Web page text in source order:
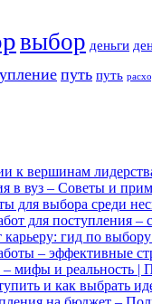
выбор деньги
путь путь
к вершинам
в вуз – Советы и
для выбора среди
для поступления
карьеру: гид по
– эффективные
мифы и реальность |
и как выбрать